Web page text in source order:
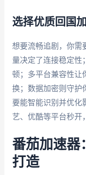
选择优质回国
想要流畅追剧，你需
量决定了连接稳定性
顿；多平台兼容性让
换；数据加密则守护
要能智能识别并优化
艺、优酷等平台秒开
番茄加速器
打造